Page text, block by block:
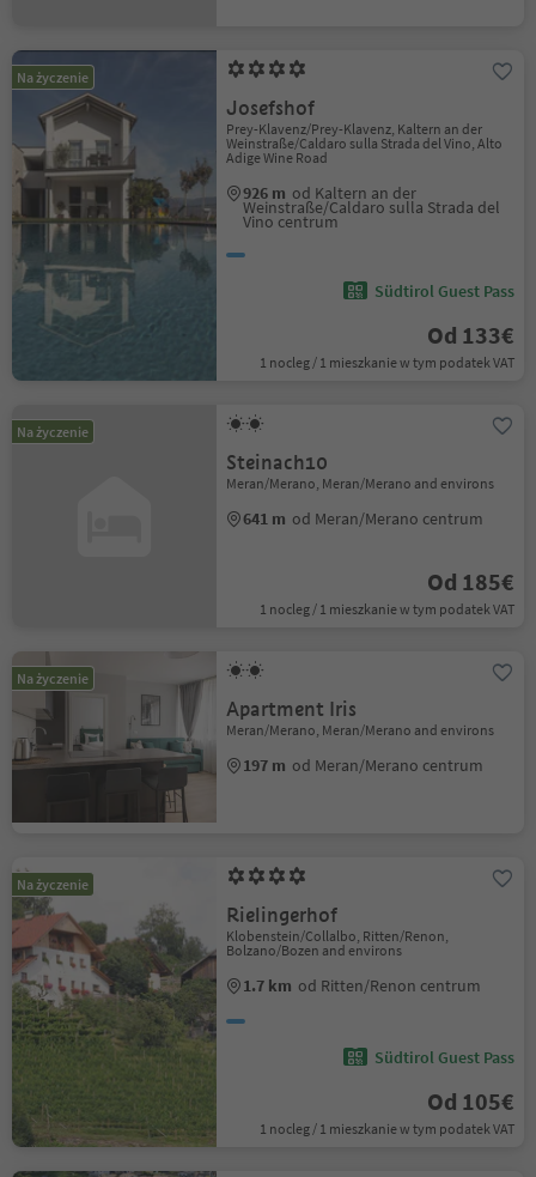
Na życzenie
Josefshof
Prey-Klavenz/Prey-Klavenz, Kaltern an der
Weinstraße/Caldaro sulla Strada del Vino, Alto
Adige Wine Road
926 m od Kaltern an der
Weinstraße/Caldaro sulla Strada del
Vino centrum
Südtirol Guest Pass
Od 133€
1 nocleg / 1 mieszkanie w tym podatek VAT
Na życzenie
Steinach10
Meran/Merano, Meran/Merano and environs
641 m od Meran/Merano centrum
Od 185€
1 nocleg / 1 mieszkanie w tym podatek VAT
Na życzenie
Apartment Iris
Meran/Merano, Meran/Merano and environs
197 m od Meran/Merano centrum
Na życzenie
Rielingerhof
Klobenstein/Collalbo, Ritten/Renon,
Bolzano/Bozen and environs
1.7 km od Ritten/Renon centrum
Südtirol Guest Pass
Od 105€
1 nocleg / 1 mieszkanie w tym podatek VAT